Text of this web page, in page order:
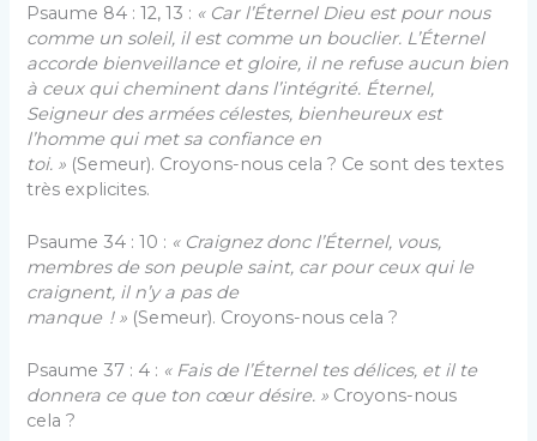
Psaume 84 : 12, 13 : « Car l’Éternel Dieu est pour nous
comme un soleil, il est comme un bouclier. L’Éternel
accorde bienveillance et gloire, il ne refuse aucun bien
à ceux qui cheminent dans l’intégrité. Éternel,
Seigneur des armées célestes, bienheureux est
l’homme qui met sa confiance en
toi. » (Semeur). Croyons-nous cela ? Ce sont des textes
très explicites.
Psaume 34 : 10 : « Craignez donc l’Éternel, vous,
membres de son peuple saint, car pour ceux qui le
craignent, il n’y a pas de
manque ! » (Semeur). Croyons-nous cela ?
Psaume 37 : 4 : « Fais de l’Éternel tes délices, et il te
donnera ce que ton cœur désire. » Croyons-nous
cela ?